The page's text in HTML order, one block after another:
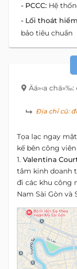
- PCCC: Hệ
- Lối thoát
bảo tiêu chuẩn
Äá»‹a
Địa chỉ cũ:
Tọa lạc ngay
kế bên công
1. Valentina
tâm kinh doanh
đi các khu công
Nam Sài Gòn và